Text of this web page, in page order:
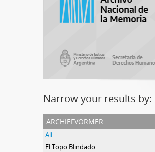
Narrow your results by:
archiefvormer
All
El Topo Blindado